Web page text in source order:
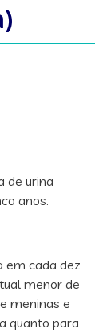
de urina
anos.
em cada dez
menor de
meninas e
quanto para